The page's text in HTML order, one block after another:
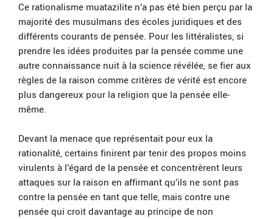
Ce rationalisme muatazilite n’a pas été bien perçu par la
majorité des musulmans des écoles juridiques et des
différents courants de pensée. Pour les littéralistes, si
prendre les idées produites par la pensée comme une
autre connaissance nuit à la science révélée, se fier aux
règles de la raison comme critères de vérité est encore
plus dangereux pour la religion que la pensée elle-
même.
Devant la menace que représentait pour eux la
rationalité, certains finirent par tenir des propos moins
virulents à l’égard de la pensée et concentrèrent leurs
attaques sur la raison en affirmant qu’ils ne sont pas
contre la pensée en tant que telle, mais contre une
pensée qui croit davantage au principe de non